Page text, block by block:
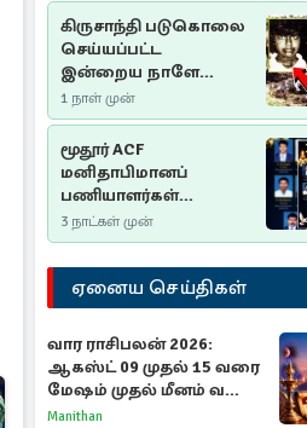
கிருசாந்தி படுகொலை
செய்யப்பட்ட
இன்றைய நாளே
செம்மணி
இனப்படுகொலை
தினம்…!
1 நாள் முன்
மூதூர் ACF
மனிதாபிமானப்
பணியாளர்கள்
படுகொலை (2006): 20
ஆண்டுகளாகியும் நீதி
மறுக்கப்பட்ட
மனிதாபிமானப்
பேரவலம்
3 நாட்கள் முன்
ஏனைய செய்திகள்
வார ராசிபலன் 2026:
ஆகஸ்ட் 09 முதல் 15 வரை
மேஷம் முதல் மீனம் வரை
முழு பலன்கள்
Manithan